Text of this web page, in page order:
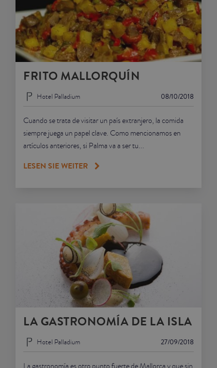
FRITO MALLORQUÍN
08/10/2018
Hotel Palladium
Cuando se trata de visitar un país extranjero, la comida
siempre juega un papel clave. Como mencionamos en
artículos anteriores, si Palma va a ser tu...
LESEN SIE WEITER
LA GASTRONOMÍA DE LA ISLA
27/09/2018
Hotel Palladium